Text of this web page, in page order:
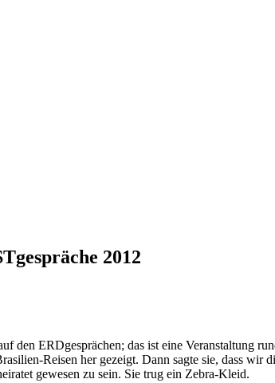
2012
den ERDgesprächen; das ist eine Veranstaltung
Reisen her gezeigt. Dann sagte sie, dass wir
gewesen zu sein. Sie trug ein Zebra-Kleid.